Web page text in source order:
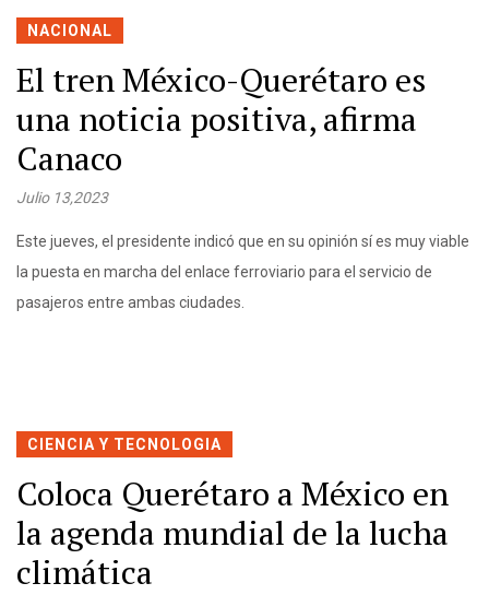
NACIONAL
El tren México-Querétaro es
una noticia positiva, afirma
Canaco
Julio 13,2023
Este jueves, el presidente indicó que en su opinión sí es muy viable
la puesta en marcha del enlace ferroviario para el servicio de
pasajeros entre ambas ciudades.
CIENCIA Y TECNOLOGIA
Coloca Querétaro a México en
la agenda mundial de la lucha
climática